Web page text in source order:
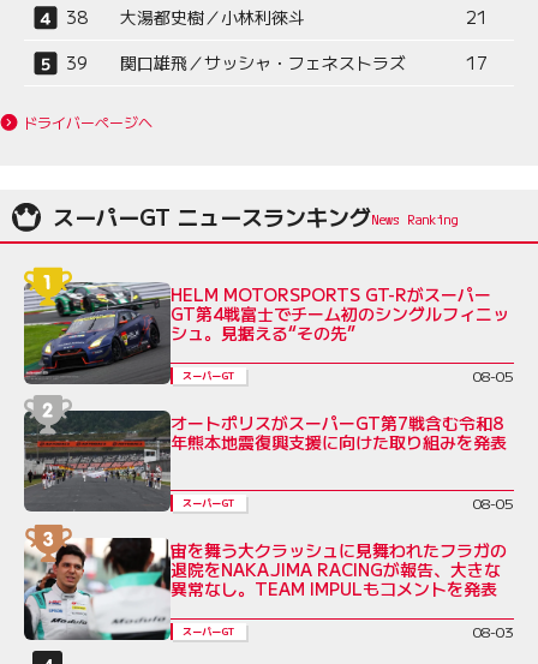
38 大湯都史樹／小林利徠斗
21
39
関口雄飛／サッシャ・フェネストラズ 17
ドライバーページへ
スーパーGT ニュースランキング
HELM MOTORSPORTS GT-Rがスーパー
GT第4戦富士でチーム初のシングルフィニッ
シュ。見据える“その先”
スーパーGT 08-05
オートポリスがスーパーGT第7戦含む令和8
年熊本地震復興支援に向けた取り組みを発表
スーパーGT 08-05
宙を舞う大クラッシュに見舞われたフラガの
退院をNAKAJIMA RACINGが報告、大きな
異常なし。TEAM IMPULもコメントを発表
スーパーGT 08-03